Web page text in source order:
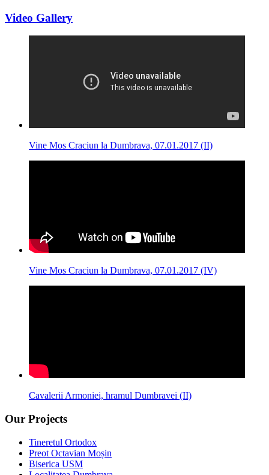
Video Gallery
Vine Mos Craciun la Dumbrava, 07.01.2017 (II)
Vine Mos Craciun la Dumbrava, 07.01.2017 (IV)
Cavalerii Armoniei, hramul Dumbravei (II)
Our Projects
Tineretul Ortodox
Preot Octavian Moșin
Biserica USM